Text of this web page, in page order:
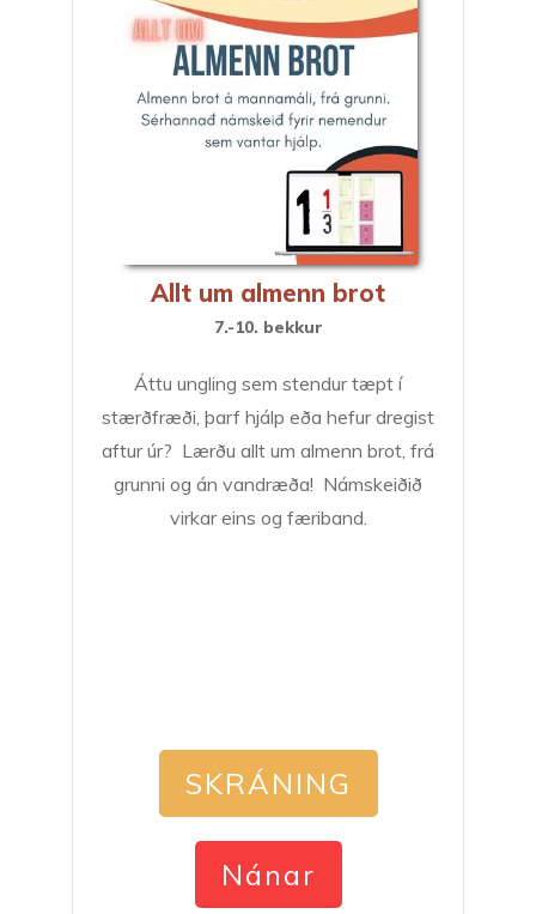
Allt um almenn brot
7.-10. bekkur
Áttu ungling sem stendur tæpt í
stærðfræði, þarf hjálp eða hefur dregist
aftur úr? Lærðu allt um almenn brot, frá
grunni og án vandræða! Námskeiðið
virkar eins og færiband.
SKRÁNING
Nánar